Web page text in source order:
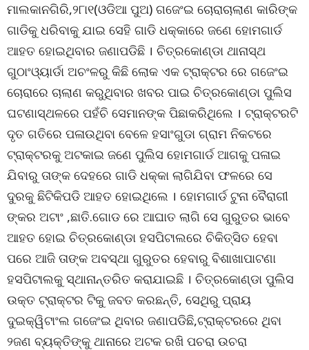
ମାଲକାନଗିରି,୨୮ା୧(ଓଡିଆ ପୁଅ) ଗଜେଂଇ ଚୋରାଚାଲାଣ କାରିଙ୍କ
ଗାଡିକୁ ଧରିବାକୁ ଯାଇ ସେହି ଗାଡି ଧକ୍କାରେ ଜଣେ ହୋମଗାର୍ଡ
ଆହତ ହୋଇଥିବାର ଜଣାପଡିଛି । ଚିତ୍ରକୋଣ୍ଡା ଥାନାସ୍ଥ
ଗୁଠାଂଓ୍ୟାର୍ଡା ଅଚଂଳରୁ କିଛି ଲୋକ ଏକ ଟ୍ରାକ୍ଟର ରେ ଗଜେଂଇ
ଚୋରାରେ ଚାଲାଣ କରୁଥିବାର ଖବର ପାଇ ଚିତ୍ରକୋଣ୍ଡା ପୁଲିସ
ଘଟଣାସ୍ଥଳରେ ପହଁଚି ସେମାନଙ୍କ ପିଛାକରିଥିଲେ । ଟ୍ରାକ୍ଟରଟି
ଦୃତ ଗତିରେ ପଳାଉଥିବା ବେଳେ ହସାଂଗୁଡା ଗ୍ରାମ ନିକଟରେ
ଟ୍ରାକ୍ଟରକୁ ଅଟକାଇ ଜଣେ ପୁଲିସ ହୋମଗାର୍ଡ ଆଗକୁ ପଳାଇ
ଯିବାରୁ ତାଙ୍କ ଦେହରେ ଗାଡି ଧକ୍କା ଲାଗିଯିବା ଫଳରେ ସେ
ଦୁରକୁ ଛିଟିକିପଡି ଆହତ ହୋଇଥିଲେ । ହୋମଗାର୍ଡ ଟୁନା ବୈରାଗୀ
ଙ୍କର ଅଟାଂ ,ଛାତି.ଗୋଡ ରେ ଆଘାତ ଲାଗି ସେ ଗୁରୁତର ଭାବେ
ଆହତ ହୋଇ ଚିତ୍ରକୋଣ୍ଡା ହସପିଟାଲରେ ଚିକିତ୍ସିତ ହେବା
ପରେ ଆଜି ତାଙ୍କ ଅବସ୍ଥା ଗୁରୁତର ହେବାରୁ ବିଶାଖାପାଟଣା
ହସପିଟାଲକୁ ସ୍ଥାନାନ୍ତରିତ କରାଯାଇଛି । ଚିତ୍ରକୋଣ୍ଡା ପୁଲିସ
ଉକ୍ତ ଟ୍ରାକ୍ଟର ଟିକୁ ଜବତ କରଛନ୍ତି, ସେଥିରୁ ପ୍ରାୟ
ଦୁଇକ୍ୱିଟାଂଲ ଗଜେଂଇ ଥିବାର ଜଣାପଡିଛି,ଟ୍ରାକ୍ଟରରେ ଥିବା
୨ଜଣ ବ୍ୟକ୍ତିଙ୍କୁ ଥାନାରେ ଅଟକ ରଖି ପଚରା ଉଚରା